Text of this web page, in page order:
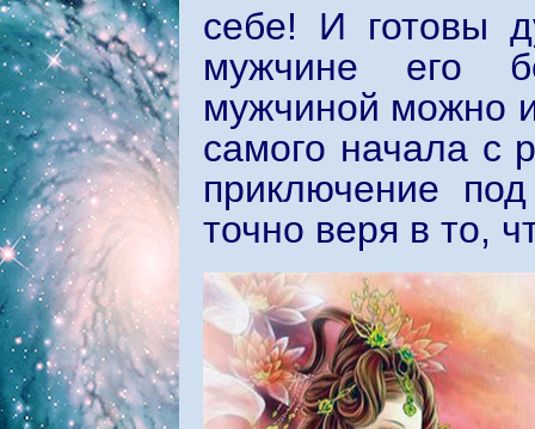
себе! И готовы
мужчине его
мужчиной можно
самого начала с
приключение
точно веря в то,